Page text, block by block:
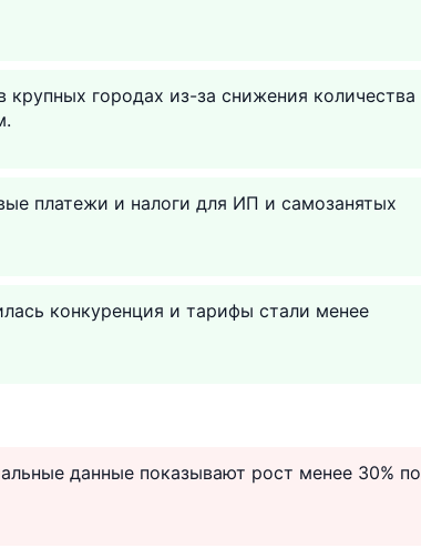
городах из-за снижения количества
платежи и налоги для ИП и самозанятых
конкуренция и тарифы стали менее
данные показывают рост менее 30% по